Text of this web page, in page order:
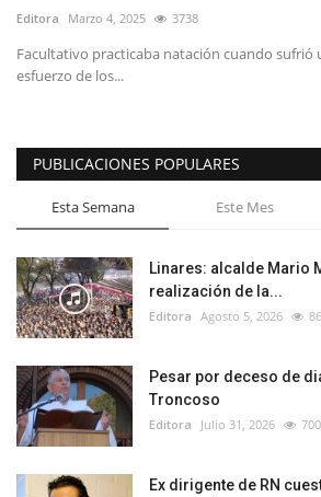
Editora Marzo 4, 2025 3738
Facultativo practicaba natación cuando sufrió
esfuerzo de los...
PUBLICACIONES POPULARES
Esta Semana Este Mes
Linares: alcalde Mario
realización de la...
Editora Agosto 5, 2026
Pesar por deceso de
Troncoso
Editora Julio 31, 2026 700
Ex dirigente de RN